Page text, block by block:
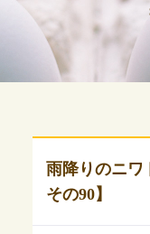
雨降りのニワ
その90】